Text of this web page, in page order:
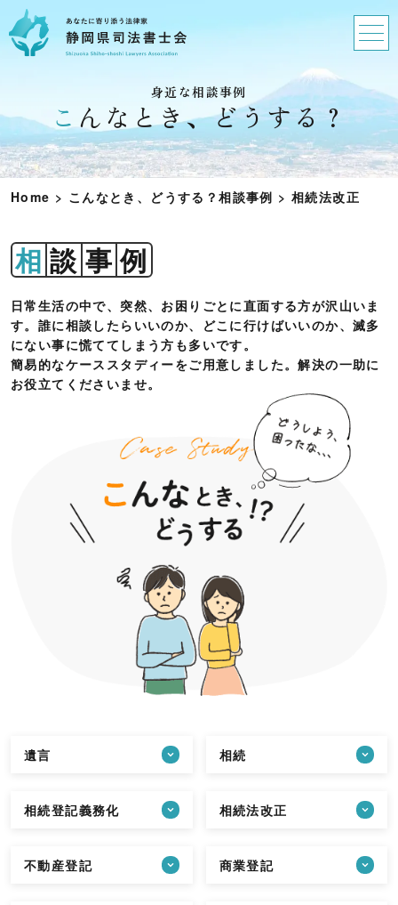
身近な相談事例
こんなとき、どうする？
Home > こんなとき、どうする？相談事例 >相続法改正
相 談 事 例
日常生活の中で、突然、お困りごとに直面する方が沢山いま
す。誰に相談したらいいのか、どこに行けばいいのか、滅多
にない事に慌ててしまう方も多いです。
簡易的なケーススタディーをご用意しました。解決の一助に
お役立てくださいませ。
遺言 相続
相続登記義務化 相続法改正
不動産登記 商業登記